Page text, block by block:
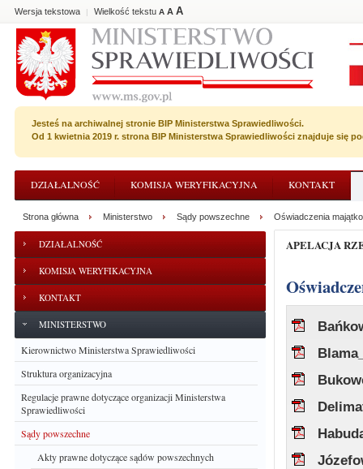
Wersja tekstowa | Wielkość tekstu A A A
Jesteś na archiwalnej stronie BIP Ministerstwa Sprawiedliwości.
Od 1 kwietnia 2019 r. strona BIP Ministerstwa Sprawiedliwości znajduje się
DZIAŁALNOŚĆ KOMISJA WERYFIKACYJNA KONTAKT
DZIAŁALNOŚĆ
KOMISJA WERYFIKACYJNA
KONTAKT
MINISTERSTWO
Kierownictwo Ministerstwa Sprawiedliwości
Struktura organizacyjna
Regulacje prawne dotyczące organizacji Ministerstwa
Sprawiedliwości
Sądy powszechne
Akty prawne dotyczące sądów powszechnych
Strona główna Ministerstwo Sądy powszechne Oświadczenia
APELACJA